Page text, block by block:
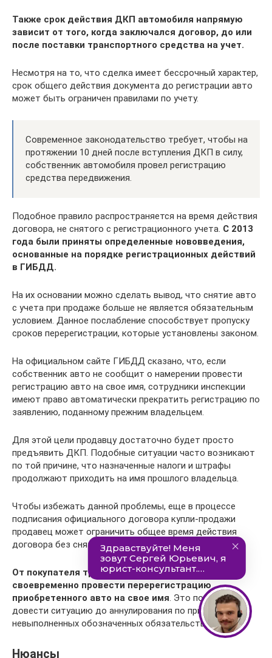
Также срок действия ДКП автомобиля напрямую
зависит от того, когда заключался договор, до или
после поставки транспортного средства на учет.
Несмотря на то, что сделка имеет бессрочный характер,
срок общего действия документа до регистрации авто
может быть ограничен правилами по учету.
Современное законодательство требует, чтобы на
протяжении 10 дней после вступления ДКП в силу,
собственник автомобиля провел регистрацию
средства передвижения.
Подобное правило распространяется на время действия
договора, не снятого с регистрационного учета. С 2013
года были приняты определенные нововведения,
основанные на порядке регистрационных действий
в ГИБДД.
На их основании можно сделать вывод, что снятие авто
с учета при продаже больше не является обязательным
условием. Данное послабление способствует пропуску
сроков перерегистрации, которые установлены законом.
На официальном сайте ГИБДД сказано, что, если
собственник авто не сообщит о намерении провести
регистрацию авто на свое имя, сотрудники инспекции
имеют право автоматически прекратить регистрацию по
заявлению, поданному прежним владельцем.
Для этой цели продавцу достаточно будет просто
предъявить ДКП. Подобные ситуации часто возникают
по той причине, что назначенные налоги и штрафы
продолжают приходить на имя прошлого владельца.
Чтобы избежать данной проблемы, еще в процессе
подписания официального договора купли-продажи
продавец может ограничить общее время действия
договора без снятия его с учета.
От покупателя требуется максимально
своевременно провести перерегистрацию
приобретенного авто на свое имя. Это поможет не
довести ситуацию до аннулирования по причине
невыполненных обозначенных обязательств.
Нюансы